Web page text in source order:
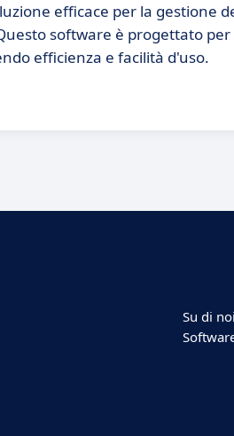
efficace per la gestione
software è progettato
efficienza e facilità d'uso.
Su di noi